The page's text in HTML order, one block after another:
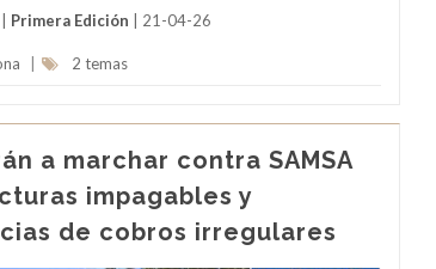
Primera Edición | 21-04-26
2 temas
a marchar contra SAMSA
impagables y
de cobros irregulares